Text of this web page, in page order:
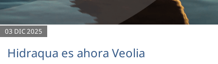
03 DIC 2025
Hidraqua es ahora Veolia